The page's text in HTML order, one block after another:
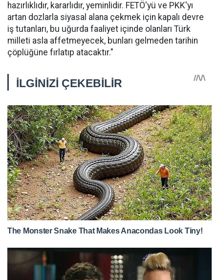
hazırlıklıdır, kararlıdır, yeminlidir. FETÖ'yü ve PKK'yı
artan dozlarla siyasal alana çekmek için kapalı devre
iş tutanları, bu uğurda faaliyet içinde olanları Türk
milleti asla affetmeyecek, bunları gelmeden tarihin
çöplüğüne fırlatıp atacaktır."